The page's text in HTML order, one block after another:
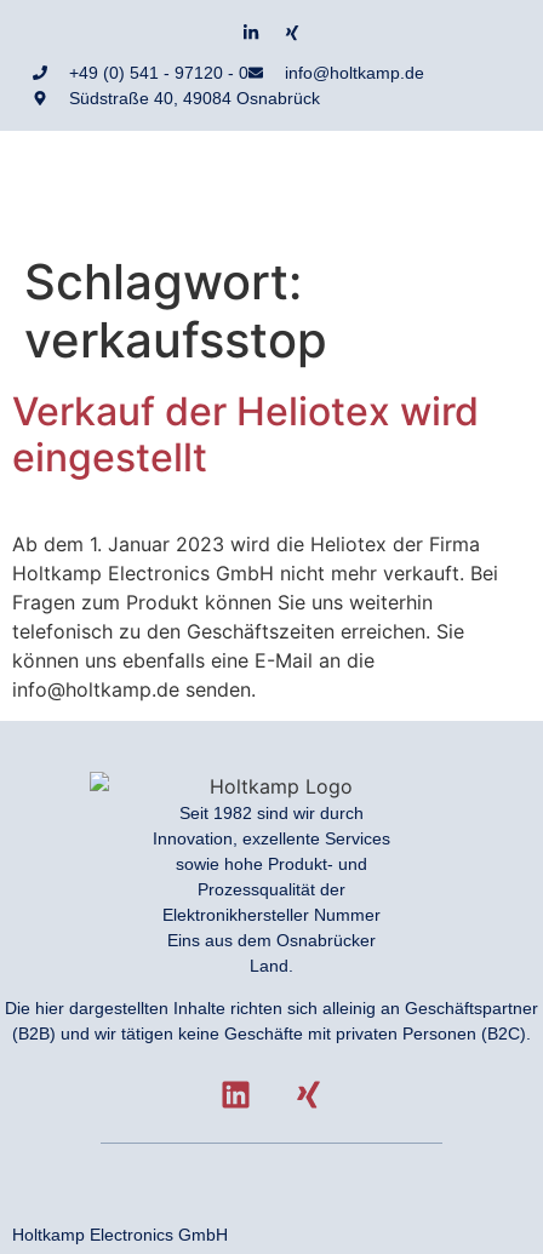
+49 (0) 541 - 97120 - 0
info@holtkamp.de
Südstraße 40, 49084 Osnabrück
Schlagwort:
verkaufsstop
Verkauf der Heliotex wird
eingestellt
Ab dem 1. Januar 2023 wird die Heliotex der Firma
Holtkamp Electronics GmbH nicht mehr verkauft. Bei
Fragen zum Produkt können Sie uns weiterhin
telefonisch zu den Geschäftszeiten erreichen. Sie
können uns ebenfalls eine E-Mail an die
info@holtkamp.de senden.
Seit 1982 sind wir durch
Innovation, exzellente Services
sowie hohe Produkt- und
Prozessqualität der
Elektronikhersteller Nummer
Eins aus dem Osnabrücker
Land.
Die hier dargestellten Inhalte richten sich alleinig an Geschäftspartner
(B2B) und wir tätigen keine Geschäfte mit privaten Personen (B2C).
Holtkamp Electronics GmbH